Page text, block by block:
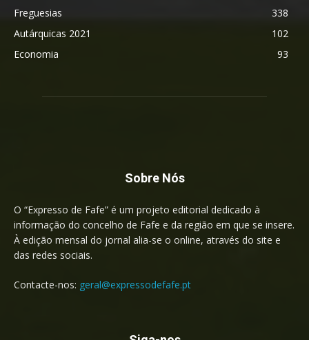
Freguesias
338
Autárquicas 2021
102
Economia
93
Sobre Nós
O “Expresso de Fafe” é um projeto editorial dedicado à
informação do concelho de Fafe e da região em que se insere.
À edição mensal do jornal alia-se o online, através do site e
das redes sociais.
Contacte-nos: geral@expressodefafe.pt